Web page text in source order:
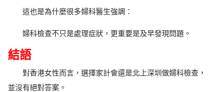
這也是為什麼很多婦科醫生強調：
婦科檢查不只是處理症狀，更重要是及早發現問題。
結語
對香港女性而言，選擇家計會還是北上深圳做婦科檢查，
並沒有絕對答案。